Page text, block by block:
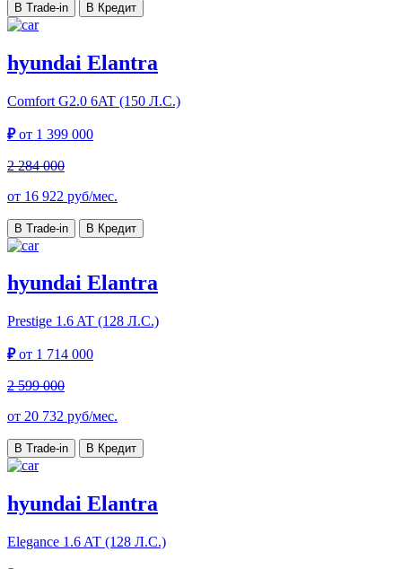
В Trade-in В Кредит
hyundai Elantra
Comfort G2.0 6AT (150 Л.С.)
₽от 1 399 000
2 284 000
от 16 922 руб/мес.
В Trade-in В Кредит
hyundai Elantra
Prestige 1.6 AT (128 Л.С.)
₽от 1 714 000
2 599 000
от 20 732 руб/мес.
В Trade-in В Кредит
hyundai Elantra
Elegance 1.6 AT (128 Л.С.)